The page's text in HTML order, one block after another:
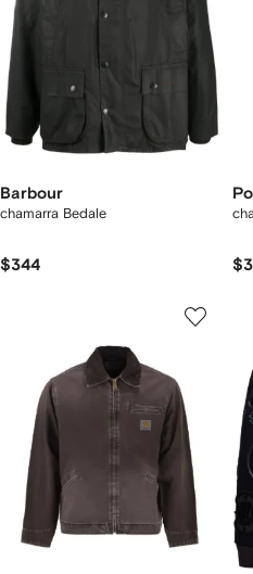
Barbour
chamarra Bedale
$344